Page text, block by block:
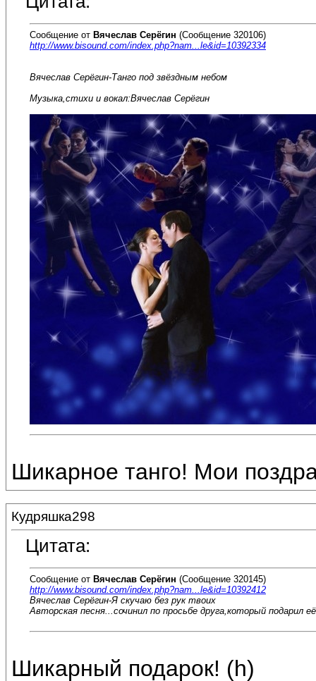
Сообщение от Вячеслав Серёгин (Сообщение 320106)
http://www.bisound.com/index.php?nam...le&id=10392334
Вячеслав Серёгин-Танго под звёздным небом
Музыка,стихи и вокал:Вячеслав Серёгин
Шикарное танго! Мои
Кудряшка298
Цитата:
Сообщение от Вячеслав Серёгин (Сообщение 320145)
http://www.bisound.com/index.php?nam...le&id=10392412
Вячеслав Серёгин-Я скучаю без рук твоих
Авторская песня...сочинил по просьбе друга,который подарил
Шикарный подарок! (h)